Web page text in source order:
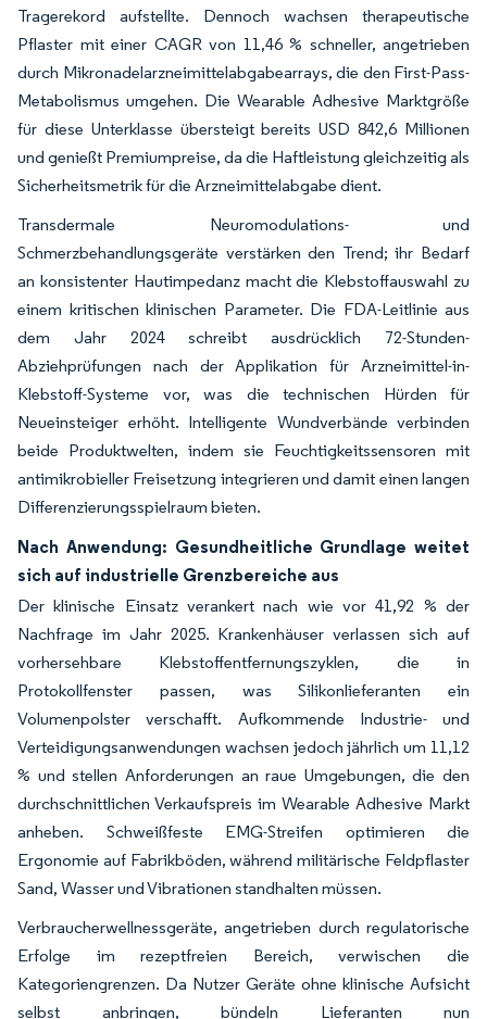
Tragerekord aufstellte. Dennoch wachsen therapeutische
Pflaster mit einer CAGR von 11,46 % schneller, angetrieben
durch Mikronadelarzneimittelabgabearrays, die den First-Pass-
Metabolismus umgehen. Die Wearable Adhesive Marktgröße
für diese Unterklasse übersteigt bereits USD 842,6 Millionen
und genießt Premiumpreise, da die Haftleistung gleichzeitig als
Sicherheitsmetrik für die Arzneimittelabgabe dient.
Transdermale Neuromodulations- und
Schmerzbehandlungsgeräte verstärken den Trend; ihr Bedarf
an konsistenter Hautimpedanz macht die Klebstoffauswahl zu
einem kritischen klinischen Parameter. Die FDA-Leitlinie aus
dem Jahr 2024 schreibt ausdrücklich 72-Stunden-
Abziehprüfungen nach der Applikation für Arzneimittel-in-
Klebstoff-Systeme vor, was die technischen Hürden für
Neueinsteiger erhöht. Intelligente Wundverbände verbinden
beide Produktwelten, indem sie Feuchtigkeitssensoren mit
antimikrobieller Freisetzung integrieren und damit einen langen
Differenzierungsspielraum bieten.
Nach Anwendung: Gesundheitliche Grundlage weitet
sich auf industrielle Grenzbereiche aus
Der klinische Einsatz verankert nach wie vor 41,92 % der
Nachfrage im Jahr 2025. Krankenhäuser verlassen sich auf
vorhersehbare Klebstoffentfernungszyklen, die in
Protokollfenster passen, was Silikonlieferanten ein
Volumenpolster verschafft. Aufkommende Industrie- und
Verteidigungsanwendungen wachsen jedoch jährlich um 11,12
% und stellen Anforderungen an raue Umgebungen, die den
durchschnittlichen Verkaufspreis im Wearable Adhesive Markt
anheben. Schweißfeste EMG-Streifen optimieren die
Ergonomie auf Fabrikböden, während militärische Feldpflaster
Sand, Wasser und Vibrationen standhalten müssen.
Verbraucherwellnessgeräte, angetrieben durch regulatorische
Erfolge im rezeptfreien Bereich, verwischen die
Kategoriengrenzen. Da Nutzer Geräte ohne klinische Aufsicht
selbst anbringen, bündeln Lieferanten nun